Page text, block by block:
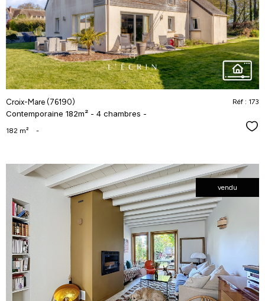
bien
Croix-Mare (76190)
Contemporaine 182m² - 4 chambres -
Réf : 173
182 m² -
vendu
voir le
bien